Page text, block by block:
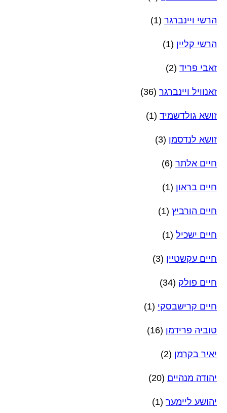
הרשי ויינברגר (1)
הרשי קליין (1)
זאבי פריד (2)
זאנוויל ויינברגר (36)
זושא גולדשמיד (1)
זושא לנדסמן (3)
חיים אלתר (6)
חיים בראון (1)
חיים הורביץ (1)
חיים ישכיל (1)
חיים עקשטיין (3)
חיים פולק (34)
חיים קרישבסקי (1)
טוביה פרידמן (16)
יאיר בקרמן (2)
יהודה מנהיים (20)
יהושע ליימער (1)